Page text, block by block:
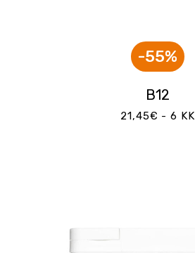
-55%
B12
21,45€ - 6 KK